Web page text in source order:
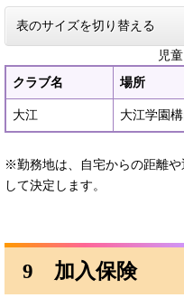
表のサイズを切り替える
児
クラブ名
場所
大江 大江学園
※勤務地は、自宅からの距離
して決定します。
9 加入保険